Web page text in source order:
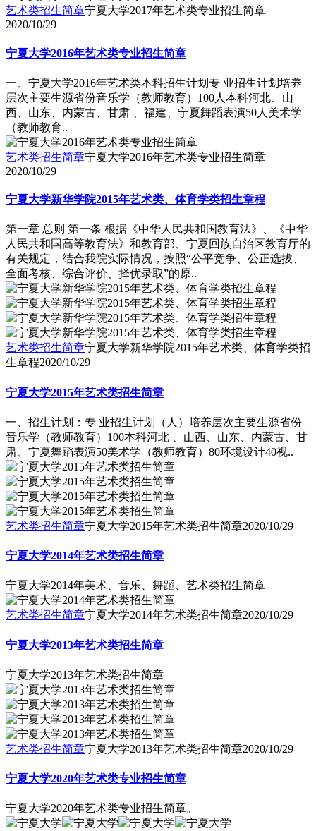
艺术类招生简章宁夏大学2017年艺术类专业招生简章
2020/10/29
宁夏大学2016年艺术类专业招生简章
一、宁夏大学2016年艺术类本科招生计划专 业招生计划培养
层次主要生源省份音乐学（教师教育）100人本科河北、山
西、山东、内蒙古、甘肃 、福建、宁夏舞蹈表演50人美术学
（教师教育..
艺术类招生简章宁夏大学2016年艺术类专业招生简章
2020/10/29
宁夏大学新华学院2015年艺术类、体育学类招生章程
第一章 总则 第一条 根据《中华人民共和国教育法》、《中华
人民共和国高等教育法》和教育部、宁夏回族自治区教育厅的
有关规定，结合我院实际情况，按照“公平竞争、公正选拔、
全面考核、综合评价、择优录取”的原..
艺术类招生简章宁夏大学新华学院2015年艺术类、体育学类招
生章程2020/10/29
宁夏大学2015年艺术类招生简章
一、招生计划：专 业招生计划（人）培养层次主要生源省份
音乐学（教师教育）100本科河北 、山西、山东、内蒙古、甘
肃、宁夏舞蹈表演50美术学（教师教育）80环境设计40视..
艺术类招生简章宁夏大学2015年艺术类招生简章2020/10/29
宁夏大学2014年艺术类招生简章
宁夏大学2014年美术、音乐、舞蹈、艺术类招生简章
艺术类招生简章宁夏大学2014年艺术类招生简章2020/10/29
宁夏大学2013年艺术类招生简章
宁夏大学2013年艺术类招生简章
艺术类招生简章宁夏大学2013年艺术类招生简章2020/10/29
宁夏大学2020年艺术类专业招生简章
宁夏大学2020年艺术类专业招生简章。